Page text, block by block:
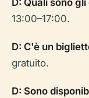
D: Quali sono
13:00–17:00.
D: C'è un
gratuito.
D: Sono